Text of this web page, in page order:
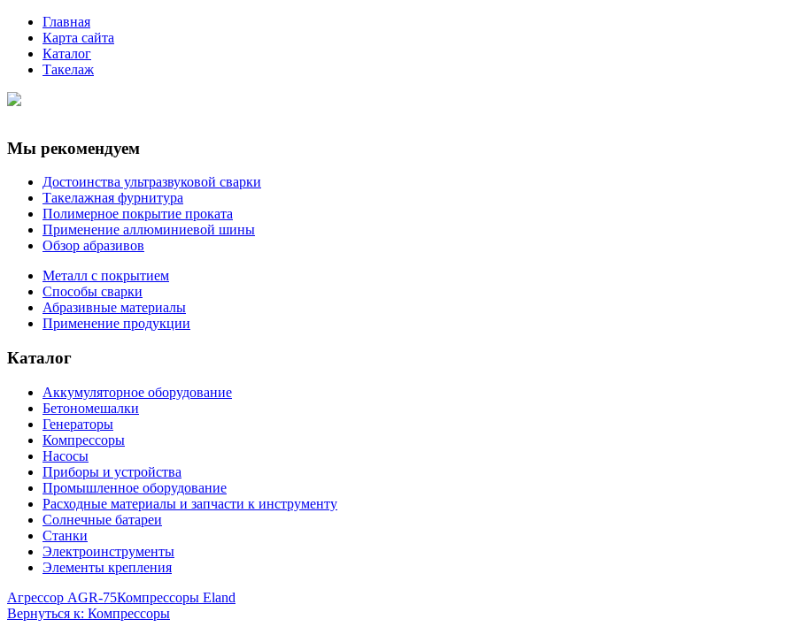
Главная
Карта сайта
Каталог
Такелаж
Мы рекомендуем
Достоинства ультразвуковой сварки
Такелажная фурнитура
Полимерное покрытие проката
Применение аллюминиевой шины
Обзор абразивов
Металл с покрытием
Способы сварки
Абразивные материалы
Применение продукции
Каталог
Аккумуляторное оборудование
Бетономешалки
Генераторы
Компрессоры
Насосы
Приборы и устройства
Промышленное оборудование
Расходные материалы и запчасти к инструменту
Солнечные батареи
Станки
Электроинструменты
Элементы крепления
Агрессор AGR-75Компрессоры Eland
Вернуться к: Компрессоры